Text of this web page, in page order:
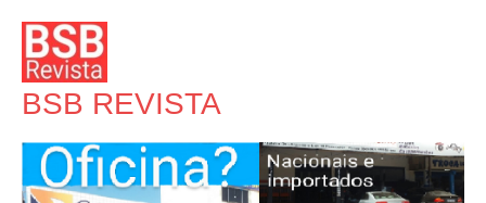
para
conteúdo
BSB REVISTA